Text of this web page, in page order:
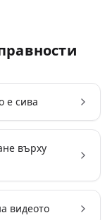
е сива
върху
видеото